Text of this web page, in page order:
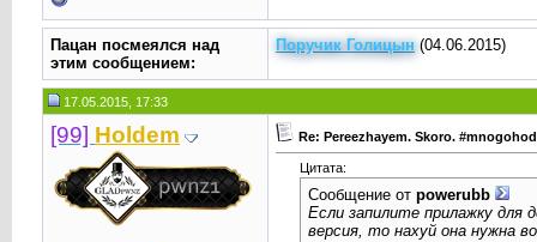
Пацан посмеялся над
этим сообщением:
Поручик Голицын(04.06.2015)
17.05.2015, 17:33
[99] Holdem Re: Pereezhayem. Skoro.
Цитата:
Сообщение от powerubb
Если запилите прилажку для
версия, то нахуй она нужна